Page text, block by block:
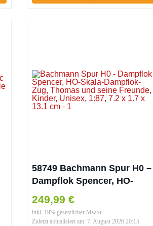
58749 Bachmann Spur H0 –
Dampflok Spencer, HO-
Skala-Dampflok-Zug,
Thomas und seine Freunde,
Kinder, Unisex
249,99 €
inkl. 19% gesetzlicher MwSt.
Zuletzt aktualisiert am: 7. August 2026 20:15